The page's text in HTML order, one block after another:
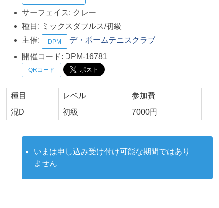
サーフェイス: クレー
種目: ミックスダブルス/初級
主催:
DPM
デ・ポームテニスクラブ
開催コード: DPM-16781
QRコード
種目 レベル
参加費
混D
初級 7000円
いまは申し込み受け付け可能な期間ではあり
ません